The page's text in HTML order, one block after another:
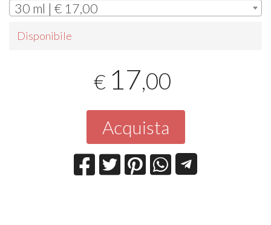
30 ml | € 17,00
Disponibile
€ 17,00
Acquista